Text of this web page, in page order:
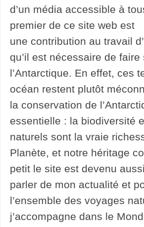
d’un média accessible à
premier de ce site web est
une contribution au travail
qu’il est nécessaire de faire
l’Antarctique. En effet, ces
océan restent plutôt
la conservation de
essentielle : la biodiversité
naturels sont la vraie
Planète, et notre héritage
petit le site est devenu
parler de mon actualité et
l’ensemble des voyages
j’accompagne dans le